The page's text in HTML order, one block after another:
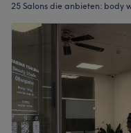
25 Salons die anbieten: body